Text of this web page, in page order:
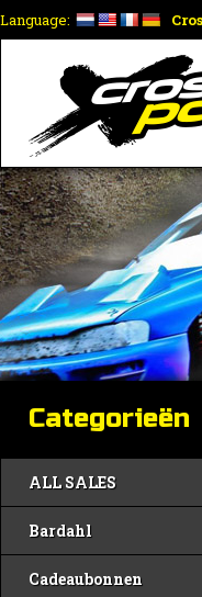
Language:
Categorieën
ALL SALES
Bardahl
Cadeaubonnen